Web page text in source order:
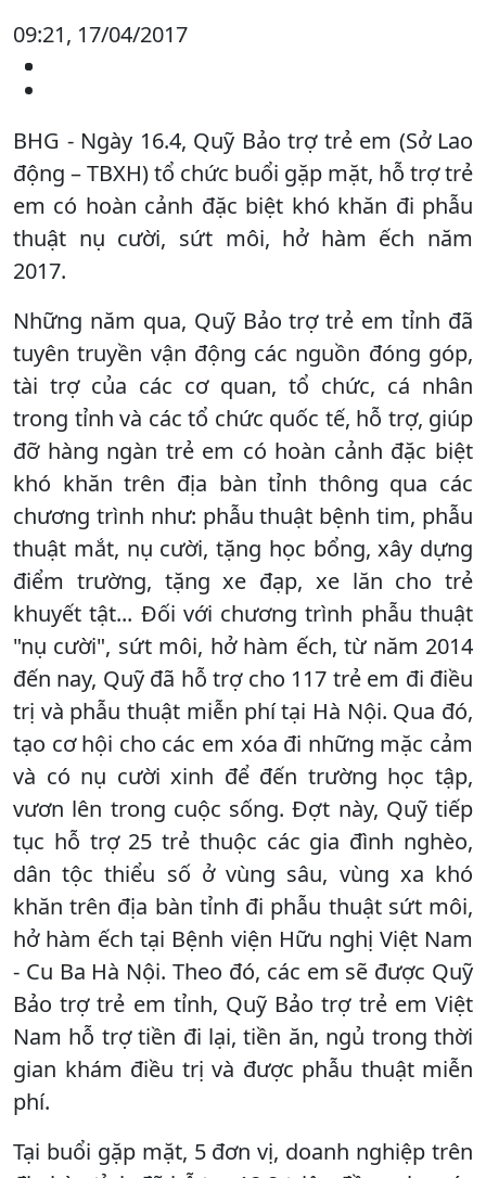
09:21, 17/04/2017
BHG - Ngày 16.4, Quỹ Bảo trợ trẻ em (Sở Lao
động – TBXH) tổ chức buổi gặp mặt, hỗ trợ trẻ
em có hoàn cảnh đặc biệt khó khăn đi phẫu
thuật nụ cười, sứt môi, hở hàm ếch năm
2017.
Những năm qua, Quỹ Bảo trợ trẻ em tỉnh đã
tuyên truyền vận động các nguồn đóng góp,
tài trợ của các cơ quan, tổ chức, cá nhân
trong tỉnh và các tổ chức quốc tế, hỗ trợ, giúp
đỡ hàng ngàn trẻ em có hoàn cảnh đặc biệt
khó khăn trên địa bàn tỉnh thông qua các
chương trình như: phẫu thuật bệnh tim, phẫu
thuật mắt, nụ cười, tặng học bổng, xây dựng
điểm trường, tặng xe đạp, xe lăn cho trẻ
khuyết tật... Đối với chương trình phẫu thuật
"nụ cười", sứt môi, hở hàm ếch, từ năm 2014
đến nay, Quỹ đã hỗ trợ cho 117 trẻ em đi điều
trị và phẫu thuật miễn phí tại Hà Nội. Qua đó,
tạo cơ hội cho các em xóa đi những mặc cảm
và có nụ cười xinh để đến trường học tập,
vươn lên trong cuộc sống. Đợt này, Quỹ tiếp
tục hỗ trợ 25 trẻ thuộc các gia đình nghèo,
dân tộc thiểu số ở vùng sâu, vùng xa khó
khăn trên địa bàn tỉnh đi phẫu thuật sứt môi,
hở hàm ếch tại Bệnh viện Hữu nghị Việt Nam
- Cu Ba Hà Nội. Theo đó, các em sẽ được Quỹ
Bảo trợ trẻ em tỉnh, Quỹ Bảo trợ trẻ em Việt
Nam hỗ trợ tiền đi lại, tiền ăn, ngủ trong thời
gian khám điều trị và được phẫu thuật miễn
phí.
Tại buổi gặp mặt, 5 đơn vị, doanh nghiệp trên